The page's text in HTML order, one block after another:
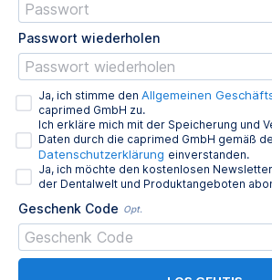
Passwort wiederholen
Ja, ich stimme den Allgemeinen
caprimed GmbH zu.
Ich erkläre mich mit der Speicherung und
Daten durch die caprimed GmbH gemäß
Datenschutzerklärung einverstanden.
Ja, ich möchte den kostenlosen
der Dentalwelt und Produktangeboten
Geschenk Code Opt.